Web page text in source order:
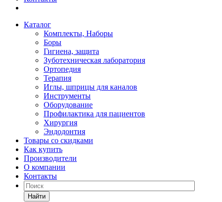
Каталог
Комплекты, Наборы
Боры
Гигиена, защита
Зуботехническая лаборатория
Ортопедия
Терапия
Иглы, шприцы для каналов
Инструменты
Оборудование
Профилактика для пациентов
Хирургия
Эндодонтия
Товары со скидками
Как купить
Производители
О компании
Контакты
Найти